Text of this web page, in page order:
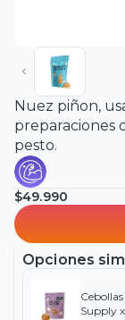
Nuez piñon,
preparaciones
pesto.
$49.990
Opciones
Supply